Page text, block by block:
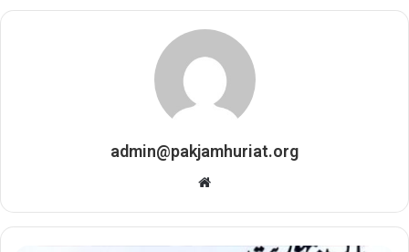
admin@pakjamhuriat.org
Website